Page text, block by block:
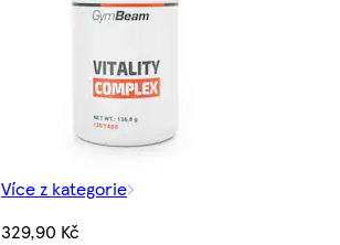
Více z kategorie
329,90 Kč